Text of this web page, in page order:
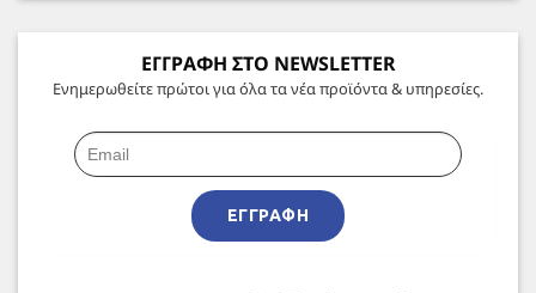
ΕΓΓΡΑΦΗ ΣΤΟ NEWSLETTER
Ενημερωθείτε πρώτοι για όλα τα νέα προϊόντα & υπηρεσίες.
ΕΓΓΡΑΦΉ